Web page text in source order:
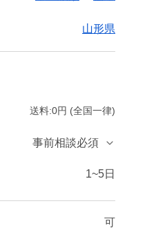
山形県
送料:0円 (全国一律)
事前相談必須
1~5日
可